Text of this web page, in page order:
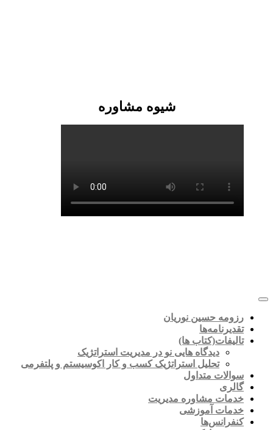
شیوه مشاوره
رزومه حسین نوریان
تقدیرنامه‌ها
تالیفات(کتاب ها)
دیدگاه هایی نو در مدیریت استراتژیک
تحلیل استراتژیک کسب و کار اکوسیستم و پلتفرمی
سوالات متداول
گالری
خدمات مشاوره مدیریت
خدمات آموزشی
کنفرانس‌ها